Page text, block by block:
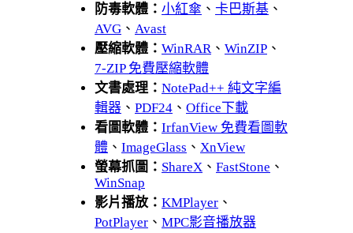
防毒軟體： 小紅傘 、 卡巴斯基 、
AVG 、 Avast
壓縮軟體： WinRAR 、 WinZIP 、
7-ZIP 免費壓縮軟體
文書處理： NotePad++ 純文字編
輯器 、 PDF24 、 Office下載
看圖軟體： IrfanView 免費看圖軟
體 、 ImageGlass 、 XnView
螢幕抓圖： ShareX 、 FastStone 、
WinSnap
影片播放： KMPlayer 、
PotPlayer 、 MPC影音播放器